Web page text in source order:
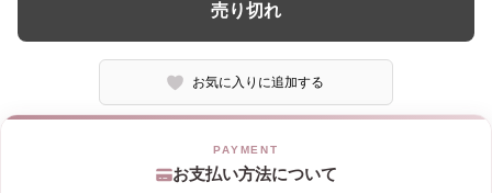
売り切れ
お気に入りに追加する
お支払い方法について